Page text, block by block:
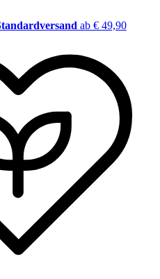
ab € 49,90